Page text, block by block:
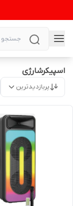
اسپیکرشارژی
پربازدیدترین